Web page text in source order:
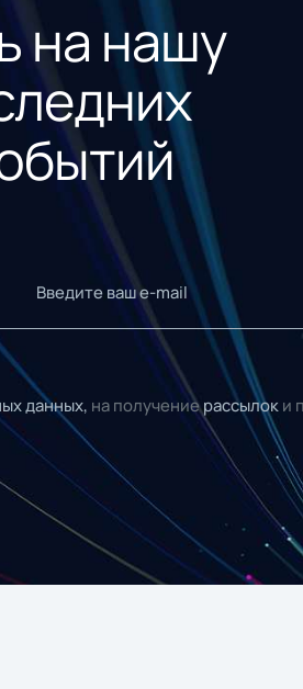
на нашу
данных, на получениерассылок и